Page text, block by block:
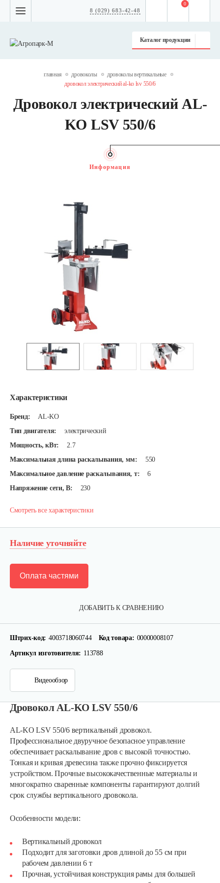
8 (029) 683-42-48
Каталог продукции
0
главная дровоколы
дровоколы вертикальные
дровокол электрический al-ko lsv 550/6
Дровокол электрический AL-
KO LSV 550/6
Характеристики
Бренд:
AL-KO
Тип двигателя:
электрический
Мощность, кВт:
2.7
Максимальная длина раскалывания, мм:
550
Максимальное давление раскалывания, т:
6
Напряжение сети, В:
230
Смотреть все характеристики
Информация
Наличие уточняйте
ДОБАВИТЬ К СРАВНЕНИЮ
Оплата частями
Штрих-код: 4003718060744 Код товара: 00000008107
Артикул изготовителя: 113788
Видеообзор
Дровокол AL-KO LSV 550/6
AL-KO LSV 550/6 вертикальный дровокол.
Профессиональное двуручное безопасное управление
обеспечивает раскалывание дров с высокой точностью.
Тонкая и кривая древесина также прочно фиксируется
устройством. Прочные высококачественные материалы и
многократно сваренные компоненты гарантируют долгий
срок службы вертикального дровокола.
Особенности модели:
Вертикальный дровокол
Подходит для заготовки дров длиной до 55 см при
рабочем давлении 6 т
Прочная, устойчивая конструкция рамы для большей